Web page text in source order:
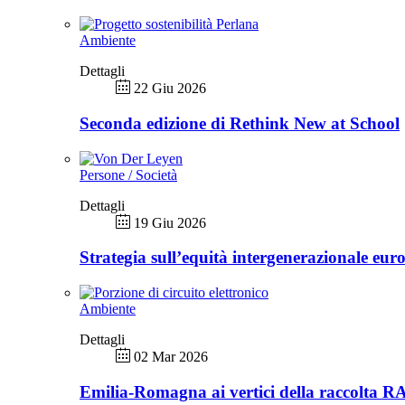
Ambiente
Dettagli
22 Giu 2026
Seconda edizione di Rethink New at School
Persone / Società
Dettagli
19 Giu 2026
Strategia sull’equità intergenerazionale
Ambiente
Dettagli
02 Mar 2026
Emilia-Romagna ai vertici della raccolta